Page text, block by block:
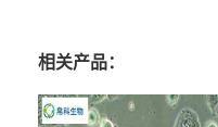
相关产品：